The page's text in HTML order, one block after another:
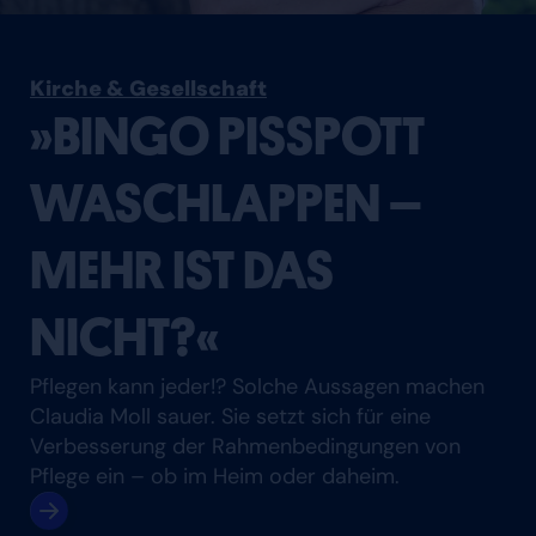
Kirche & Gesellschaft
»BINGO PISSPOTT
WASCHLAPPEN –
MEHR IST DAS
NICHT?«
Pflegen kann jeder!? Solche Aussagen machen
Claudia Moll sauer. Sie setzt sich für eine
Verbesserung der Rahmenbedingungen von
Pflege ein – ob im Heim oder daheim.